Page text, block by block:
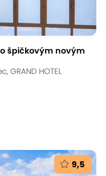
špičkovým novým
GRAND HOTEL
9,5